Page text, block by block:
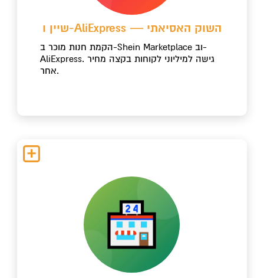
שיין ו-AliExpress — השוק האסיאתי
הקמת חנות מוכר ב-Shein Marketplace וב-
AliExpress. גישה למיליוני לקוחות בקצה מחיר
אחר.